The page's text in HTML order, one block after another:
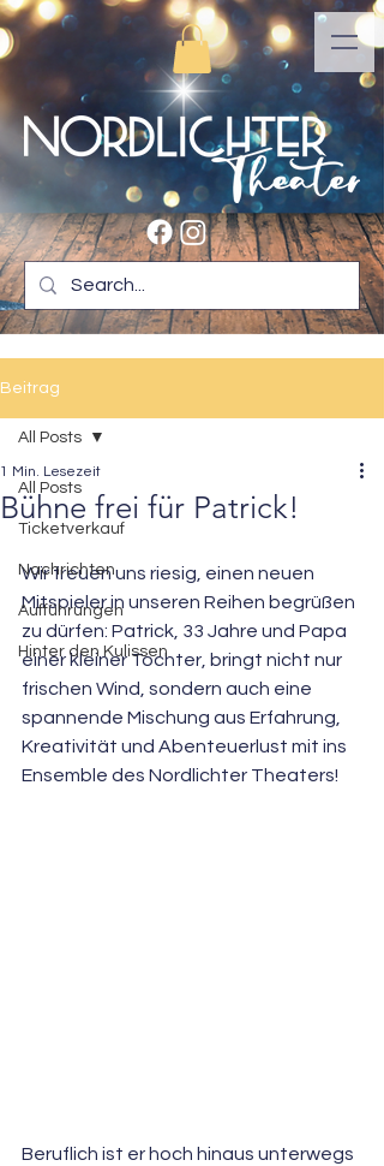
Beitrag
All Posts
Ticketverkauf
Nachrichten
Aufführungen
Hinter den Kulissen
All Posts
Bühne frei für Patrick!
1 Min. Lesezeit
Wir freuen uns riesig, einen neuen
Mitspieler in unseren Reihen begrüßen
zu dürfen: Patrick, 33 Jahre und Papa
einer kleiner Tochter, bringt nicht nur
frischen Wind, sondern auch eine
spannende Mischung aus Erfahrung,
Kreativität und Abenteuerlust mit ins
Ensemble des Nordlichter Theaters!
Beruflich ist er hoch hinaus unterwegs